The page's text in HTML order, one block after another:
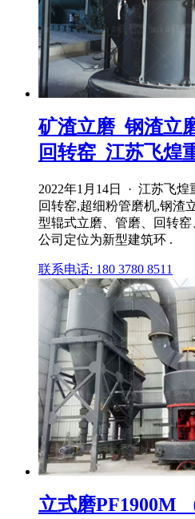
矿渣立磨_钢渣立
回转窑_江苏飞煌
2022年1月14日 · 江苏飞
回转窑,超细粉管磨机,钢渣
型辊式立磨、管磨、回转窑
公司定位为新型建筑环 .
联系电话: 180 3780 8511
立式磨PF1900M